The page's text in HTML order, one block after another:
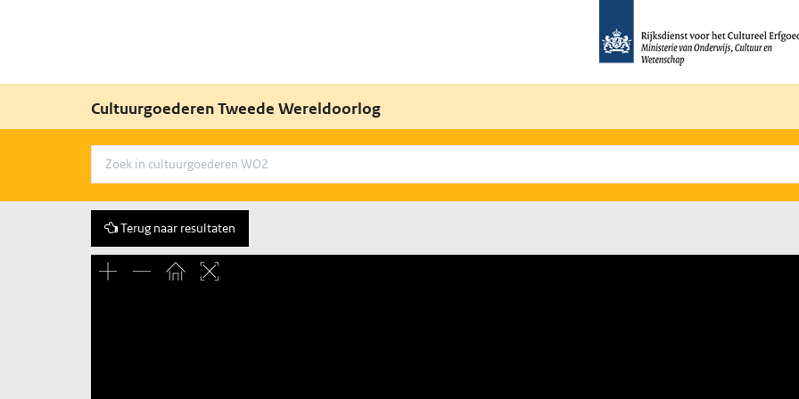
Cultuurgoederen Tweede Wereldoorlog
Terug naar resultaten